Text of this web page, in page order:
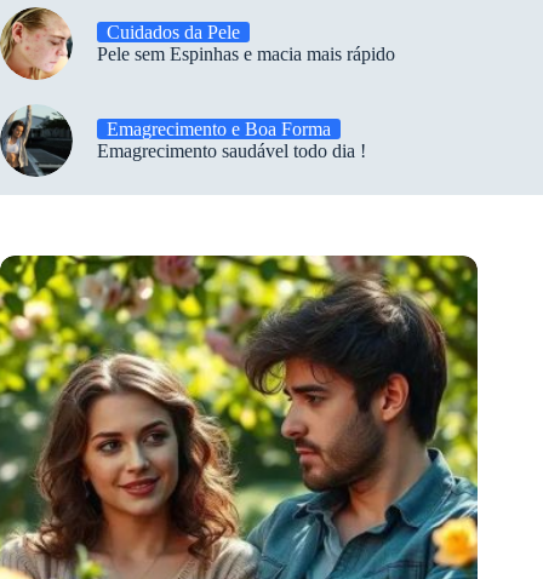
Cuidados da Pele
Pele sem Espinhas e macia mais rápido
Emagrecimento e Boa Forma
Emagrecimento saudável todo dia !